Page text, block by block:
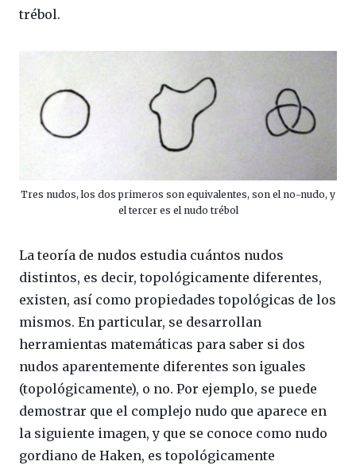
trébol.
Tres nudos, los dos primeros son equivalentes, son el no-nudo, y
el tercer es el nudo trébol
La teoría de nudos estudia cuántos nudos
distintos, es decir, topológicamente diferentes,
existen, así como propiedades topológicas de los
mismos. En particular, se desarrollan
herramientas matemáticas para saber si dos
nudos aparentemente diferentes son iguales
(topológicamente), o no. Por ejemplo, se puede
demostrar que el complejo nudo que aparece en
la siguiente imagen, y que se conoce como nudo
gordiano de Haken, es topológicamente